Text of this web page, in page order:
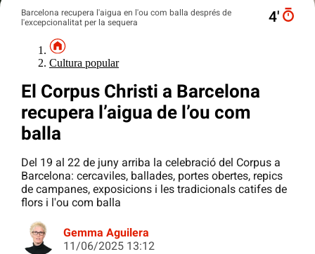
Barcelona recupera l'aigua en l'ou com balla després de
l'excepcionalitat per la sequera
4′
Cultura popular
El Corpus Christi a Barcelona
recupera l’aigua de l’ou com
balla
Del 19 al 22 de juny arriba la celebració del Corpus a
Barcelona: cercaviles, ballades, portes obertes, repics
de campanes, exposicions i les tradicionals catifes de
flors i l'ou com balla
Gemma Aguilera
11/06/2025 13:12